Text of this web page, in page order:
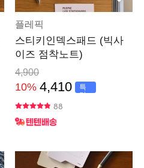
플레픽
스티키인덱스패드 (빅사
이즈 점착노트)
4,900
10% 4,410
특
가
88